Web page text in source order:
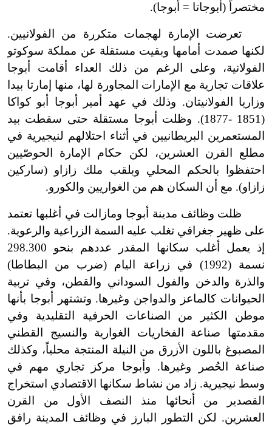
مختصراً (أبوجاتا = أبوجا).
تعرضت الإمارة لهجمات متكررة من الفولانيين.
لكنها صمدت أمامها وبقيت مستقلة عن مملكة سوكوتو
الفولانية، وعلى الرغم من ذلك العداء أقامت أبوجا
علاقات تجارية مع الإمارات المجاورة لها، منها إمارتا بيدا
وزاريا الفولانيتان. وذلك في عهد أمير أبوجا أبو كواكا
(1851 -1877). وظلت أبوجا مستقلة حتى سقطت بيد
المستعمرين البريطانيين في أثناء احتلالهم لنيجيرية في
مطلع القرن العشرين، لكن حكام الإمارة الحوصّيين
احتفظوا بالحكم المحلي وبلقب ملك زازاو (ساركين
زازاو). مع أن السكان هم من الغواريين والكورو.
ظلت وظائف مدينة أبوجا ومازالت في أغلبها تعتمد
على ظهير جغرافي تغلب عليه السمة الزراعية والرعوية.
إذ يعمل أغلب سكانها المقدر عددهم بنحو 298.300
نسمة (1992) في زراعة اليام (ضرب من البطاطا)
والذرة والدخن والفول السوداني والقطن، وفي تربية
الحيوانات كالماعز والدواجن وغيرها. وتشتهر أبوجا بأنها
موطن الكثير من الصناعات الحرفية التقليدية وفي
مقدمتها صناعة الفخاريات الغوارية والنسيج القطني
المصبوغ باللون الأزرق من النيلة المنتجة محلياً، وكذلك
صناعة الحُصر وغيرها. وأبوجا مركز تجاري مهم في
وسط نيجيرية. زاد من نشاط سكانها الاقتصادي استخراج
القصدير من أنحائها منذ النصف الأول من القرن
العشرين. لكن التطور البارز في وظائف المدينة رافق